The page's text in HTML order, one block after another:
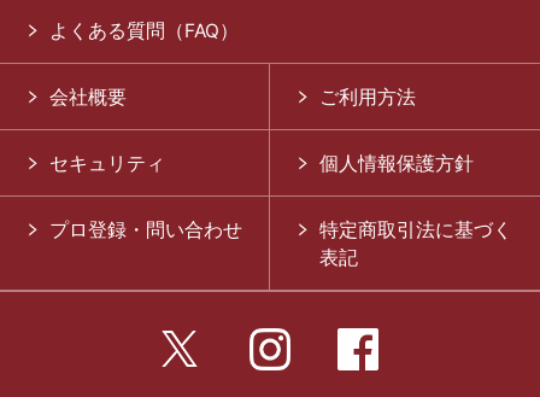
よくある質問（FAQ）
会社概要 ご利用方法
セキュリティ 個人情報保護方針
プロ登録・問い合わせ
特定商取引法に基づく
表記